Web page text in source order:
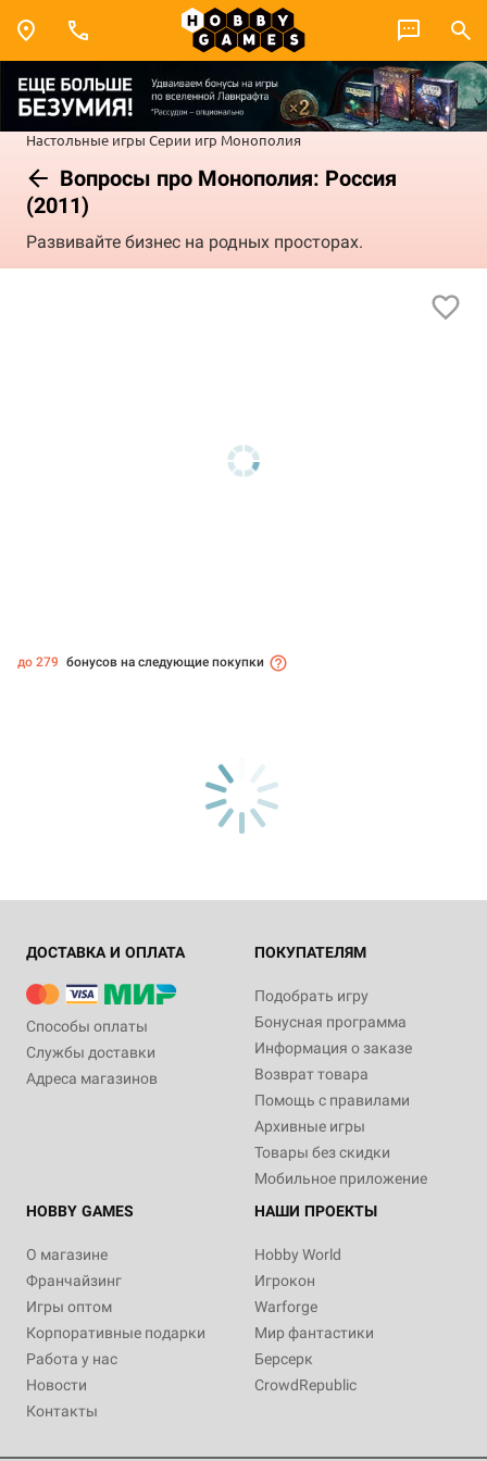
Настольные игры Серии игр Монополия
Вопросы про Монополия: Россия
(2011)
Развивайте бизнес на родных просторах.
до 279 бонусов на следующие покупки
ДОСТАВКА И ОПЛАТА
Способы оплаты
Службы доставки
Адреса магазинов
ПОКУПАТЕЛЯМ
Подобрать игру
Бонусная программа
Информация о заказе
Возврат товара
Помощь с правилами
Архивные игры
Товары без скидки
Мобильное приложение
HOBBY GAMES
О магазине
Франчайзинг
Игры оптом
Корпоративные подарки
Работа у нас
Новости
Контакты
НАШИ ПРОЕКТЫ
Hobby World
Игрокон
Warforge
Мир фантастики
Берсерк
CrowdRepublic